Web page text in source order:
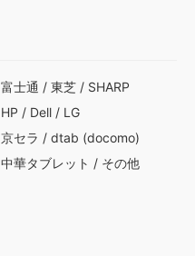
富士通 / 東芝 / SHARP
HP / Dell / LG
京セラ / dtab (docomo)
中華タブレット / その他